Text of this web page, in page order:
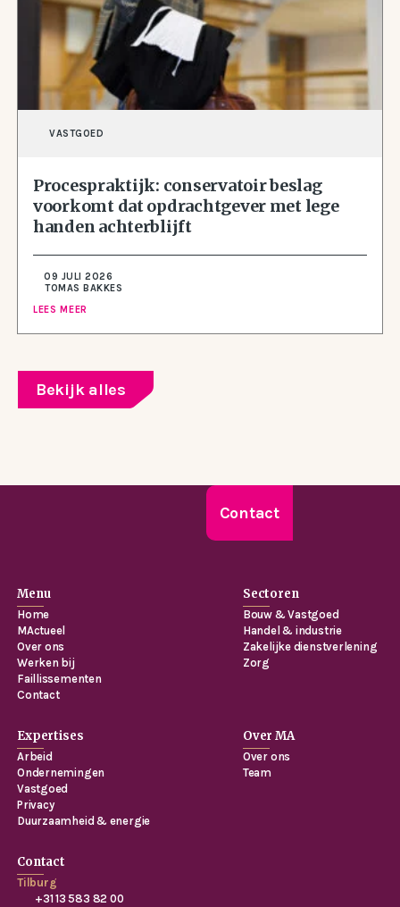
VASTGOED
Procespraktijk: conservatoir beslag
voorkomt dat opdrachtgever met lege
handen achterblijft
09 JULI 2026
TOMAS BAKKES
LEES MEER
Bekijk alles
Contact
Menu
Home
MActueel
Over ons
Werken bij
Faillissementen
Contact
Sectoren
Bouw & Vastgoed
Handel & industrie
Zakelijke dienstverlening
Zorg
Expertises
Arbeid
Ondernemingen
Vastgoed
Privacy
Duurzaamheid & energie
Over MA
Over ons
Team
Contact
Tilburg
+31 13 583 82 00